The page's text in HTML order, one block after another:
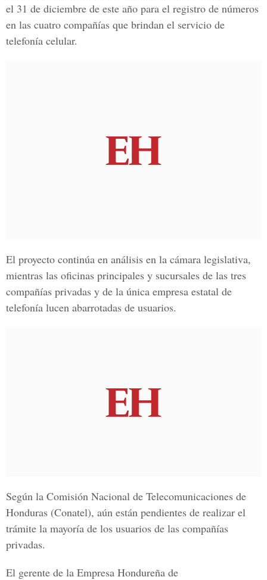
el 31 de diciembre de este año para el registro de números
en las cuatro compañías que brindan el servicio de
telefonía celular.
El proyecto continúa en análisis en la cámara legislativa,
mientras las oficinas principales y sucursales de las tres
compañías privadas y de la única empresa estatal de
telefonía lucen abarrotadas de usuarios.
Según la Comisión Nacional de Telecomunicaciones de
Honduras (Conatel), aún están pendientes de realizar el
trámite la mayoría de los usuarios de las compañías
privadas.
El gerente de la Empresa Hondureña de